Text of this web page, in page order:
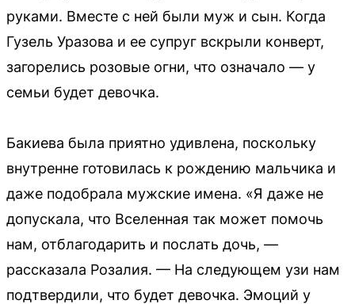
руками. Вместе с ней были муж и сын. Когда
Гузель Уразова и ее супруг вскрыли конверт,
загорелись розовые огни, что означало — у
семьи будет девочка.
Бакиева была приятно удивлена, поскольку
внутренне готовилась к рождению мальчика и
даже подобрала мужские имена. «Я даже не
допускала, что Вселенная так может помочь
нам, отблагодарить и послать дочь, —
рассказала Розалия. — На следующем узи нам
подтвердили, что будет девочка. Эмоций у